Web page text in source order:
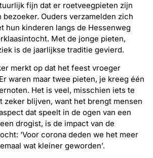
fijn dat er roetveegpieten zijn
bezoeker. Ouders verzamelden zich
hun kinderen langs de Hessenweg
Met de jonge pieten,
is de jaarlijkse traditie gevierd.
merkt op dat het feest vroeger
waren maar twee pieten, je kreeg één
Het is veel, misschien iets te
zeker blijven, want het brengt mensen
dat speelt in de ogen van een
drogist, is de impact van de
‘Voor corona deden we het meer
wat kleiner geworden’.